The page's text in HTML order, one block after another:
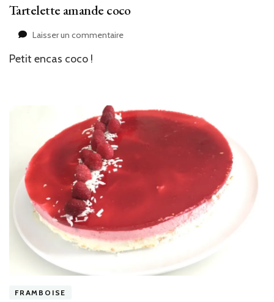
Tartelette amande coco
Laisser un commentairesur
Petit encas coco !
FRAMBOISE